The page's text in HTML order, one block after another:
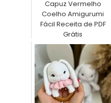
Capuz Vermelho
Coelho Amigurumi
Fácil Receita de PDF
Grátis